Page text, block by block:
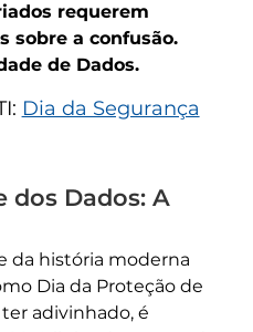
requerem
sobre a confusão.
de Dados.
Dia da Segurança
dos Dados: A
da história moderna
Dia da Proteção de
adivinhado, é